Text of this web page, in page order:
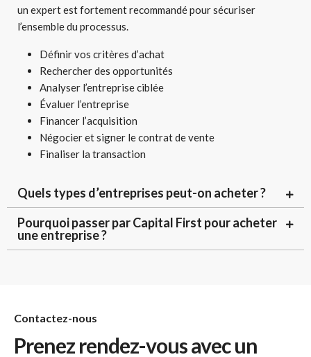
un expert est fortement recommandé pour sécuriser
l’ensemble du processus.
Définir vos critères d’achat
Rechercher des opportunités
Analyser l’entreprise ciblée
Évaluer l’entreprise
Financer l’acquisition
Négocier et signer le contrat de vente
Finaliser la transaction
Quels types d’entreprises peut-on acheter ?
Pourquoi passer par Capital First pour acheter
une entreprise ?
Contactez-nous
Prenez rendez-vous avec un